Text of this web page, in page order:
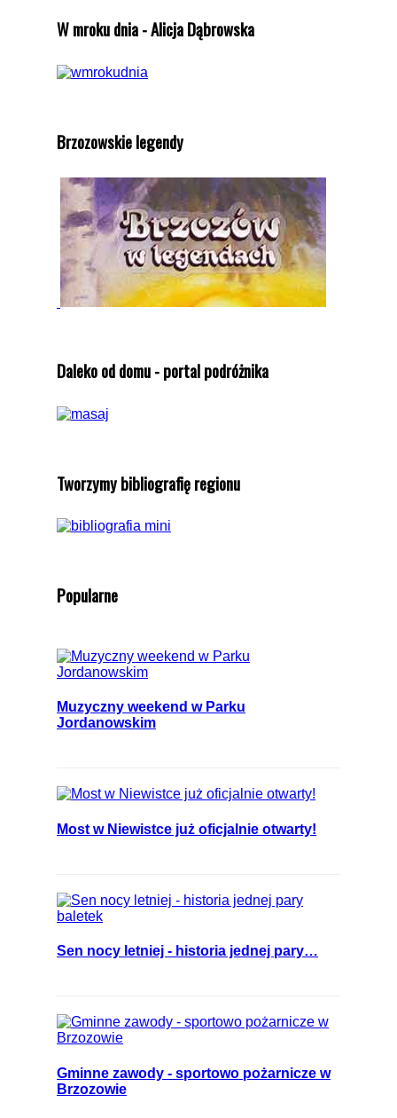
W mroku dnia - Alicja Dąbrowska
Brzozowskie legendy
Daleko od domu - portal podróżnika
Tworzymy bibliografię regionu
Popularne
Muzyczny weekend w Parku
Jordanowskim
Most w Niewistce już oficjalnie otwarty!
Sen nocy letniej - historia jednej pary…
Gminne zawody - sportowo pożarnicze w
Brzozowie